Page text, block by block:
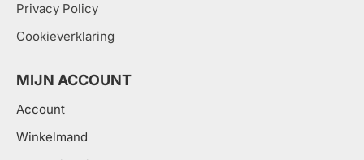
Privacy Policy
Cookieverklaring
MIJN ACCOUNT
Account
Winkelmand